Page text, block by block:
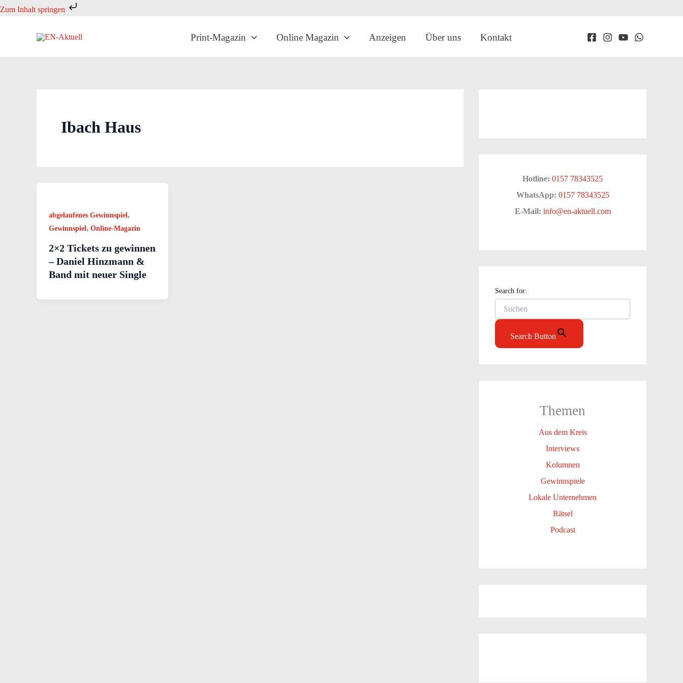
Zum Inhalt springen
Zum
Print-Magazin Online Magazin Anzeigen Über uns Kontakt
Ibach Haus
abgelaufenes Gewinnspiel,
Gewinnspiel, Online-Magazin
2×2 Tickets zu gewinnen
– Daniel Hinzmann &
Band mit neuer Single
Hotline: 0157 78343525
WhatsApp: 0157 78343525
E-Mail: info@en-aktuell.com
Search for:
Search Button
Themen
Aus dem Kreis
Interviews
Kolumnen
Gewinnspiele
Lokale Unternehmen
Rätsel
Podcast